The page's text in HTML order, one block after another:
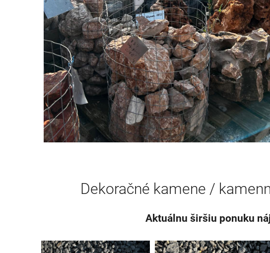
Dekoračné kamene /
Aktuálnu širšiu ponuku